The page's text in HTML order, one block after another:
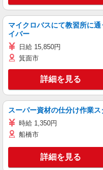
マイクロバスにて教習所に
イバー
日給 15,850円
箕面市
詳細を見る
スーパー資材の仕分け作業ス
時給 1,350円
船橋市
詳細を見る